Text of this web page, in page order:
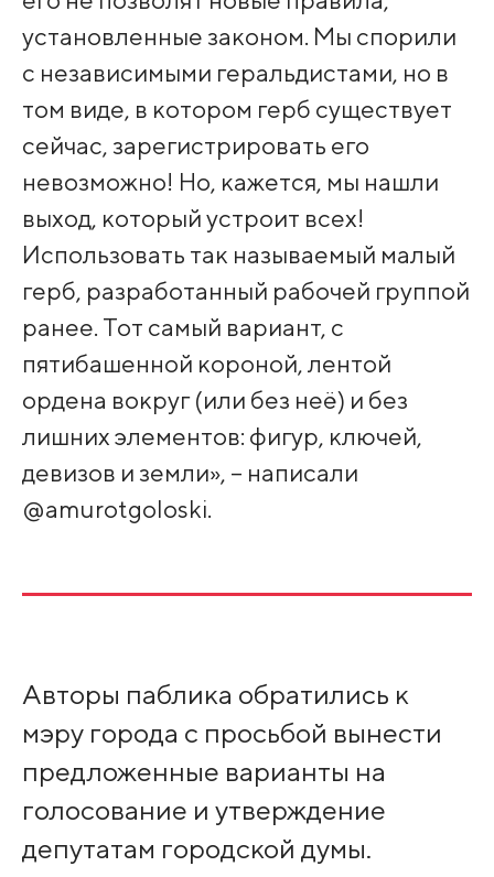
установленные законом. Мы спорили
с независимыми геральдистами, но в
том виде, в котором герб существует
сейчас, зарегистрировать его
невозможно! Но, кажется, мы нашли
выход, который устроит всех!
Использовать так называемый малый
герб, разработанный рабочей группой
ранее. Тот самый вариант, с
пятибашенной короной, лентой
ордена вокруг (или без неё) и без
лишних элементов: фигур, ключей,
девизов и земли», – написали
@amurotgoloski.
Авторы паблика обратились к
мэру города с просьбой вынести
предложенные варианты на
голосование и утверждение
депутатам городской думы.